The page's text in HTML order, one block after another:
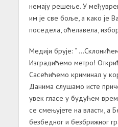
немају решење. У
им је све боље, а како је
поседела, оћелавела,
Медији брује: “
Изградићемо метро!
Сасећићемо криминал у
Данима слушамо исте
увек гласе у будућем
се смењујете на власти, а
безбедног и безбрижног